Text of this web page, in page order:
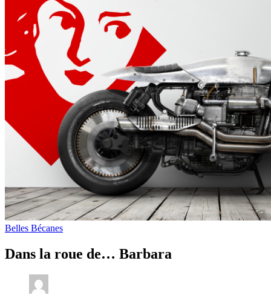
Belles Bécanes
Dans la roue de… Barbara